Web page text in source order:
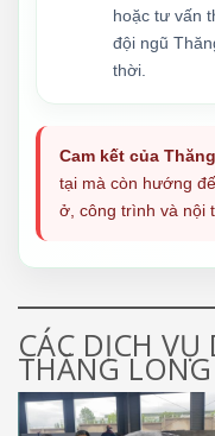
hoặc tư vấn
đội ngũ
thời.
Cam kết của
tại mà còn hướng
ở, công trình và nội
CÁC DỊCH VỤ
THĂNG LONG